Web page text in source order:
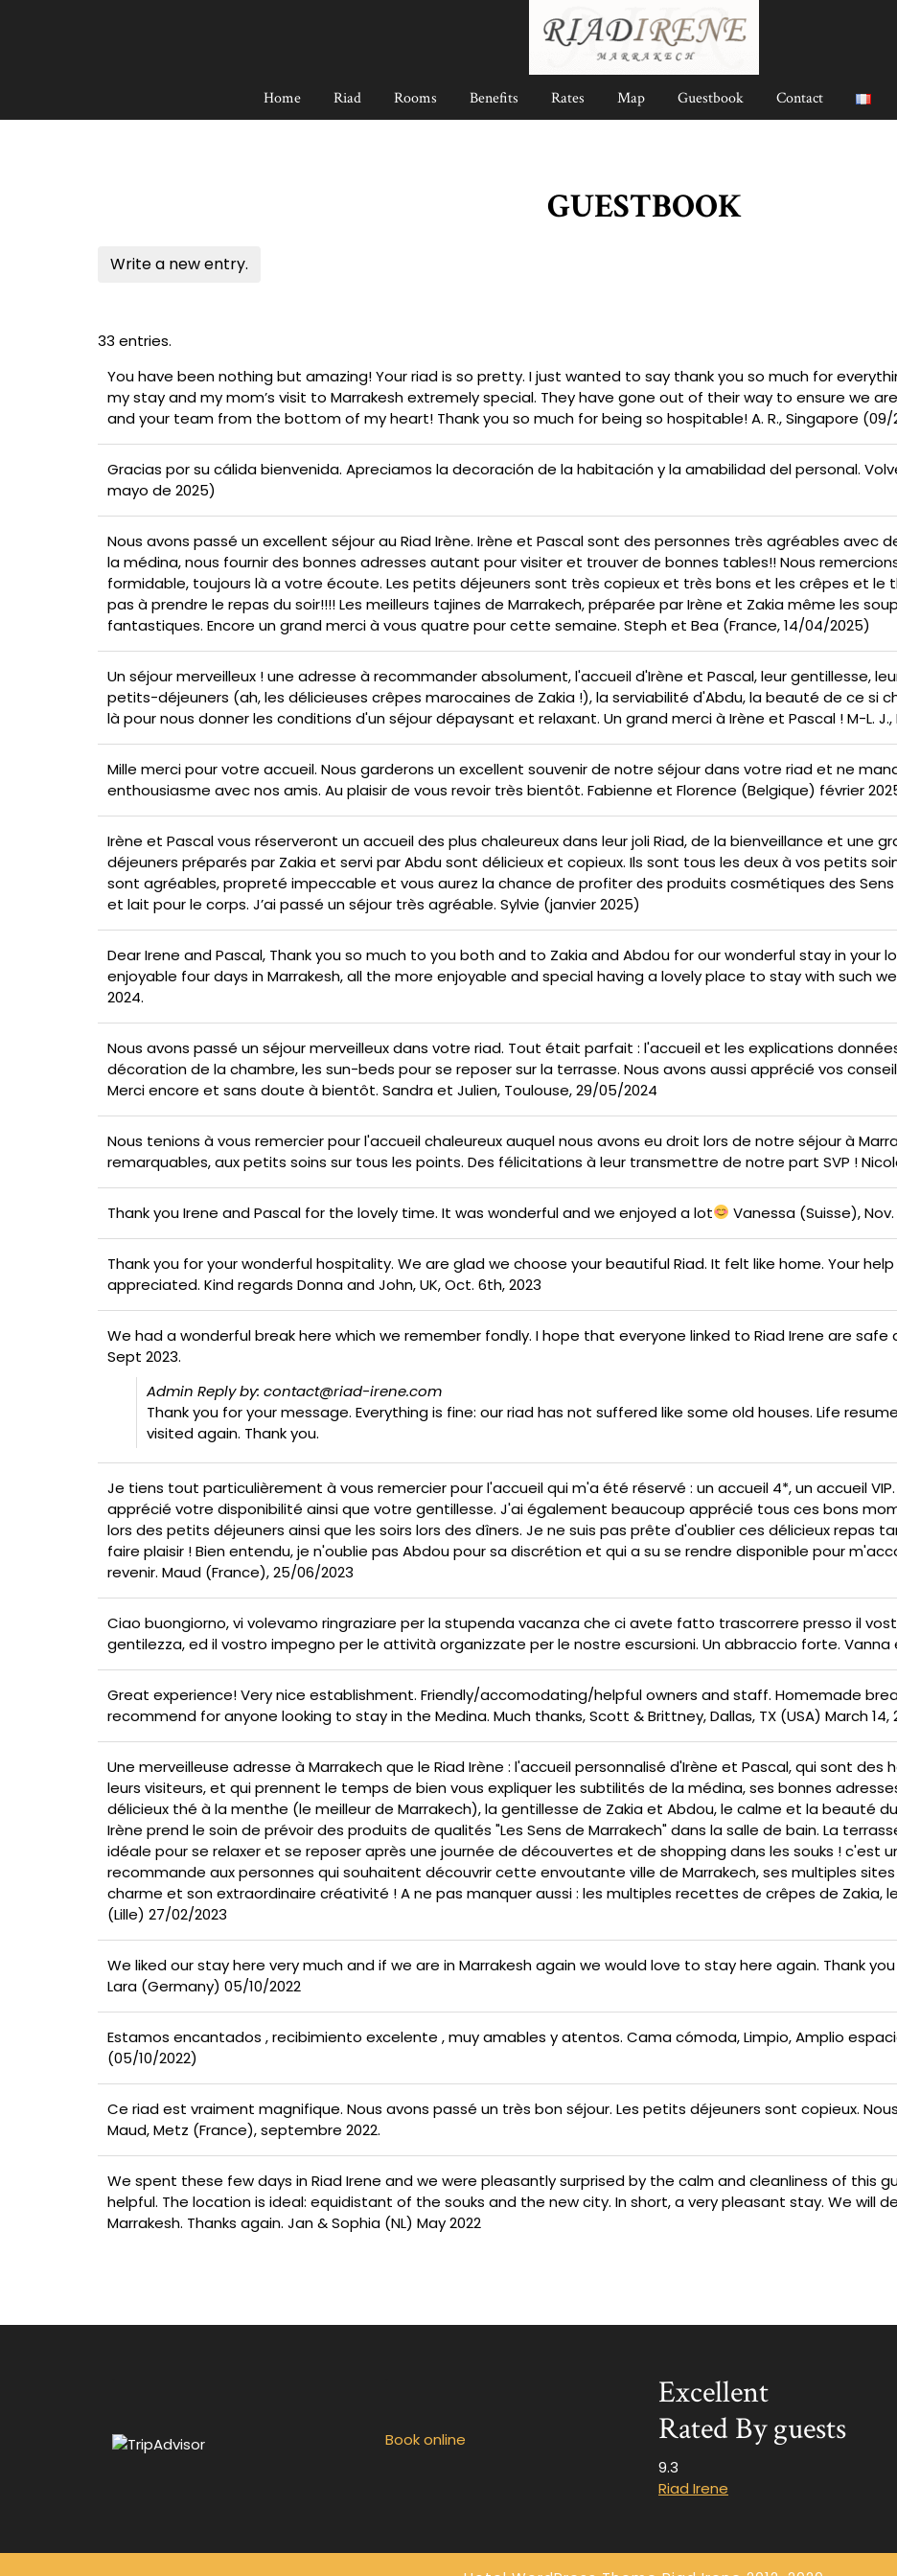
Home Riad Rooms Benefits Rates Map Guestbook Contact
GUESTBOOK
33 entries.
You have been nothing but amazing! Your riad is so pretty. I just wanted to say thank you so much for
my stay and my mom’s visit to Marrakesh extremely special. They have gone out of their way to ensure we
and your team from the bottom of my heart! Thank you so much for being so hospitable! A. R., Singapore (09/
Gracias por su cálida bienvenida. Apreciamos la decoración de la habitación y la amabilidad del personal.
mayo de 2025)
Nous avons passé un excellent séjour au Riad Irène. Irène et Pascal sont des personnes très agréables avec
la médina, nous fournir des bonnes adresses autant pour visiter et trouver de bonnes tables!! Nous
formidable, toujours là a votre écoute. Les petits déjeuners sont très copieux et très bons et les crêpes et le
pas à prendre le repas du soir!!!! Les meilleurs tajines de Marrakech, préparée par Irène et Zakia même les
fantastiques. Encore un grand merci à vous quatre pour cette semaine. Steph et Bea (France, 14/04/2025)
Un séjour merveilleux ! une adresse à recommander absolument, l'accueil d'Irène et Pascal, leur gentillesse,
petits-déjeuners (ah, les délicieuses crêpes marocaines de Zakia !), la serviabilité d'Abdu, la beauté de ce si
là pour nous donner les conditions d'un séjour dépaysant et relaxant. Un grand merci à Irène et Pascal ! M-L. J.,
Mille merci pour votre accueil. Nous garderons un excellent souvenir de notre séjour dans votre riad et ne
enthousiasme avec nos amis. Au plaisir de vous revoir très bientôt. Fabienne et Florence (Belgique) février
Irène et Pascal vous réserveront un accueil des plus chaleureux dans leur joli Riad, de la bienveillance et une
déjeuners préparés par Zakia et servi par Abdu sont délicieux et copieux. Ils sont tous les deux à vos petits
sont agréables, propreté impeccable et vous aurez la chance de profiter des produits cosmétiques des
et lait pour le corps. J’ai passé un séjour très agréable. Sylvie (janvier 2025)
Dear Irene and Pascal, Thank you so much to you both and to Zakia and Abdou for our wonderful stay in your
enjoyable four days in Marrakesh, all the more enjoyable and special having a lovely place to stay with such
2024.
Nous avons passé un séjour merveilleux dans votre riad. Tout était parfait : l'accueil et les explications
décoration de la chambre, les sun-beds pour se reposer sur la terrasse. Nous avons aussi apprécié vos
Merci encore et sans doute à bientôt. Sandra et Julien, Toulouse, 29/05/2024
Nous tenions à vous remercier pour l'accueil chaleureux auquel nous avons eu droit lors de notre séjour à
remarquables, aux petits soins sur tous les points. Des félicitations à leur transmettre de notre part SVP !
Thank you Irene and Pascal for the lovely time. It was wonderful and we enjoyed a lot Vanessa (Suisse), Nov.
Thank you for your wonderful hospitality. We are glad we choose your beautiful Riad. It felt like home. Your
appreciated. Kind regards Donna and John, UK, Oct. 6th, 2023
We had a wonderful break here which we remember fondly. I hope that everyone linked to Riad Irene are safe
Sept 2023.
Admin Reply by: contact@riad-irene.com
Thank you for your message. Everything is fine: our riad has not suffered like some old houses. Life
visited again. Thank you.
Je tiens tout particulièrement à vous remercier pour l'accueil qui m'a été réservé : un accueil 4*, un accueil
apprécié votre disponibilité ainsi que votre gentillesse. J'ai également beaucoup apprécié tous ces bons
lors des petits déjeuners ainsi que les soirs lors des dîners. Je ne suis pas prête d'oublier ces délicieux repas
faire plaisir ! Bien entendu, je n'oublie pas Abdou pour sa discrétion et qui a su se rendre disponible pour
revenir. Maud (France), 25/06/2023
Ciao buongiorno, vi volevamo ringraziare per la stupenda vacanza che ci avete fatto trascorrere presso il
gentilezza, ed il vostro impegno per le attività organizzate per le nostre escursioni. Un abbraccio forte. Vanna
Great experience! Very nice establishment. Friendly/accomodating/helpful owners and staff. Homemade
recommend for anyone looking to stay in the Medina. Much thanks, Scott & Brittney, Dallas, TX (USA) March 14,
Une merveilleuse adresse à Marrakech que le Riad Irène : l'accueil personnalisé d'Irène et Pascal, qui sont
leurs visiteurs, et qui prennent le temps de bien vous expliquer les subtilités de la médina, ses bonnes
délicieux thé à la menthe (le meilleur de Marrakech), la gentillesse de Zakia et Abdou, le calme et la beauté
Irène prend le soin de prévoir des produits de qualités "Les Sens de Marrakech" dans la salle de bain. La
idéale pour se relaxer et se reposer après une journée de découvertes et de shopping dans les souks ! c'est
recommande aux personnes qui souhaitent découvrir cette envoutante ville de Marrakech, ses multiples
charme et son extraordinaire créativité ! A ne pas manquer aussi : les multiples recettes de crêpes de Zakia,
(Lille) 27/02/2023
We liked our stay here very much and if we are in Marrakesh again we would love to stay here again. Thank
Lara (Germany) 05/10/2022
Estamos encantados , recibimiento excelente , muy amables y atentos. Cama cómoda, Limpio, Amplio
(05/10/2022)
Ce riad est vraiment magnifique. Nous avons passé un très bon séjour. Les petits déjeuners sont copieux.
Maud, Metz (France), septembre 2022.
We spent these few days in Riad Irene and we were pleasantly surprised by the calm and cleanliness of this
helpful. The location is ideal: equidistant of the souks and the new city. In short, a very pleasant stay. We will
Marrakesh. Thanks again. Jan & Sophia (NL) May 2022
Book online
Excellent
Rated By guests
9.3
Riad Irene